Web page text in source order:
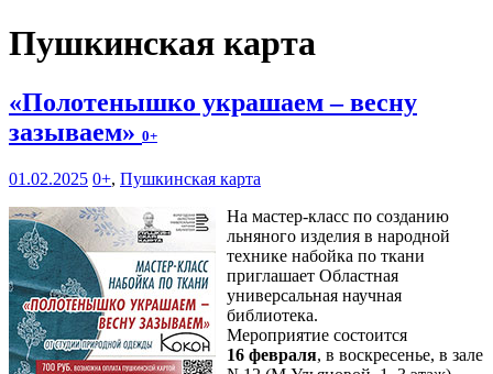
Пушкинская карта
«Полотенышко украшаем – весну
зазываем» 0+
01.02.2025 0+, Пушкинская карта
На мастер-класс по созданию
льняного изделия в народной
технике набойка по ткани
приглашает Областная
универсальная научная
библиотека.
Мероприятие состоится
16 февраля, в воскресенье, в зале